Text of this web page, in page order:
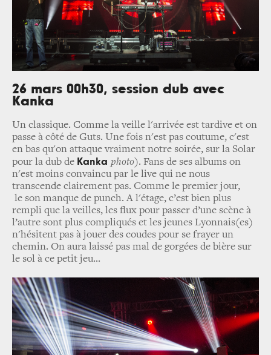
26 mars 00h30, session dub avec
Kanka
Un classique. Comme la veille l'arrivée est tardive et on
passe à côté de Guts. Une fois n'est pas coutume, c'est
en bas qu'on attaque vraiment notre soirée, sur la Solar
pour la dub de Kanka photo). Fans de ses albums on
n'est moins convaincu par le live qui ne nous
transcende clairement pas. Comme le premier jour,
le son manque de punch. A l'étage, c’est bien plus
rempli que la veilles, les flux pour passer d’une scène à
l’autre sont plus compliqués et les jeunes Lyonnais(es)
n'hésitent pas à jouer des coudes pour se frayer un
chemin. On aura laissé pas mal de gorgées de bière sur
le sol à ce petit jeu...